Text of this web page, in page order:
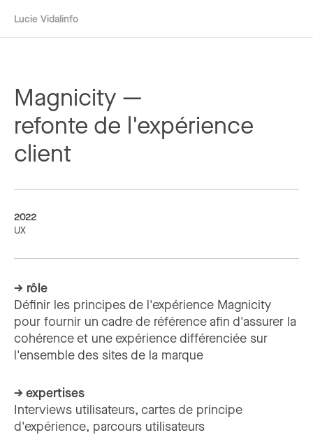
Lucie Vidalinfo
Magnicity —
refonte de l'expérience
client
2022
UX
→ rôle
Définir les principes de l'expérience Magnicity
pour fournir un cadre de référence afin d'assurer la
cohérence et une expérience différenciée sur
l'ensemble des sites de la marque
→ expertises
Interviews utilisateurs, cartes de principe
d'expérience, parcours utilisateurs